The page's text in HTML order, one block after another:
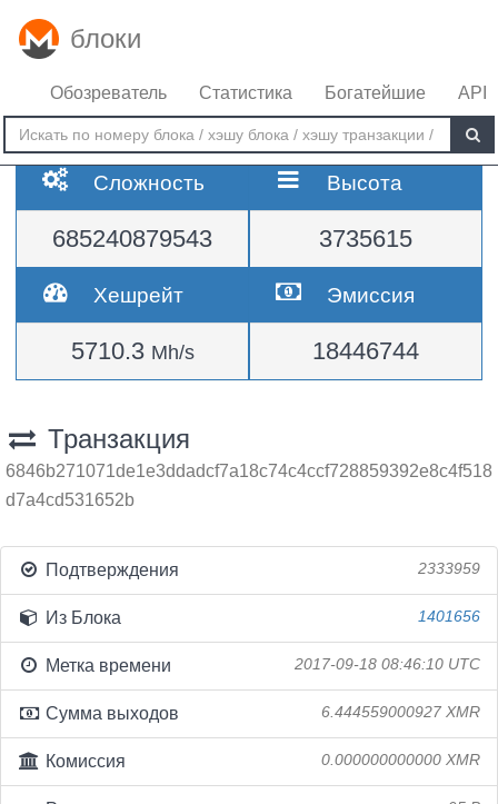
блоки
Обозреватель Статистика Богатейшие API
Сложность
685240879543
Высота
3735615
Хешрейт
5710.3 Mh/s
Эмиссия
18446744
Транзакция
6846b271071de1e3ddadcf7a18c74c4ccf728859392e8c4f518
d7a4cd531652b
Подтверждения 2333959
Из Блока 1401656
Метка времени 2017-09-18 08:46:10 UTC
Сумма выходов 6.444559000927 XMR
Комиссия 0.000000000000 XMR